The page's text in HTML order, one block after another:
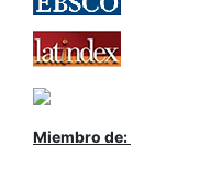
Miembro de: